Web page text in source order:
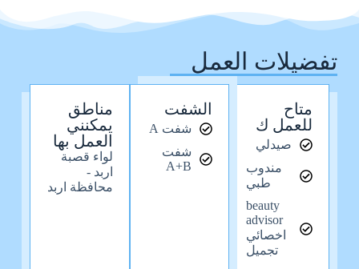
تفضيلات العمل
متاح
للعمل ك
صيدلي
مندوب
طبي
beauty
advisor
اخصائي
تجميل
الشفت
شفت A
شفت
A+B
مناطق
يمكنني
العمل بها
لواء قصبة
اربد -
محافظة اربد